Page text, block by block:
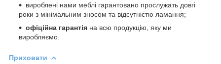
вироблені нами меблі гарантовано прослужать довгі
роки з мінімальним зносом та відсутністю ламання;
офіційна гарантія на всю продукцію, яку ми
виробляємо.
Приховати